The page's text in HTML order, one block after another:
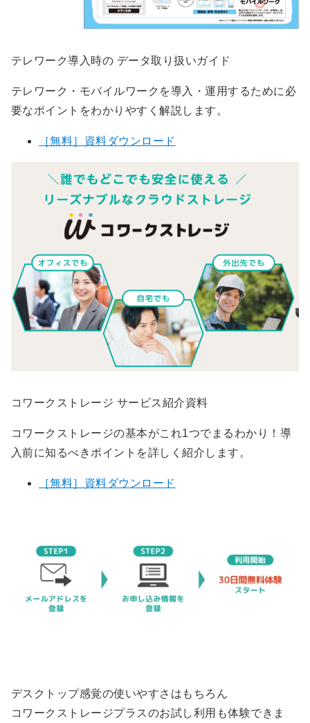
テレワーク導入時の データ取り扱いガイド
テレワーク・モバイルワークを導入・運用するために必
要なポイントをわかりやすく解説します。
［無料］資料ダウンロード
コワークストレージ サービス紹介資料
コワークストレージの基本がこれ1つでまるわかり！導
入前に知るべきポイントを詳しく紹介します。
［無料］資料ダウンロード
デスクトップ感覚の使いやすさはもちろん
コワークストレージプラスのお試し利用も体験できま